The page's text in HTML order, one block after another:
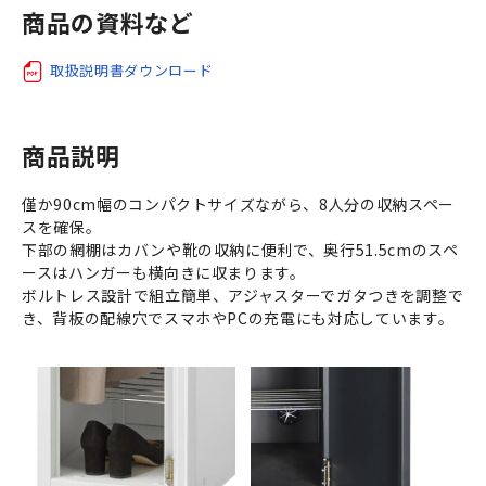
商品の資料など
取扱説明書ダウンロード
商品説明
僅か90cm幅のコンパクトサイズながら、8人分の収納スペー
スを確保。
下部の網棚はカバンや靴の収納に便利で、奥行51.5cmのスペ
ースはハンガーも横向きに収まります。
ボルトレス設計で組立簡単、アジャスターでガタつきを調整で
き、背板の配線穴でスマホやPCの充電にも対応しています。